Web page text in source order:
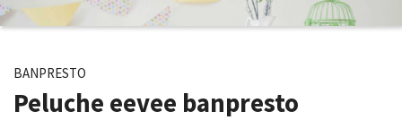
BANPRESTO
Peluche eevee banpresto